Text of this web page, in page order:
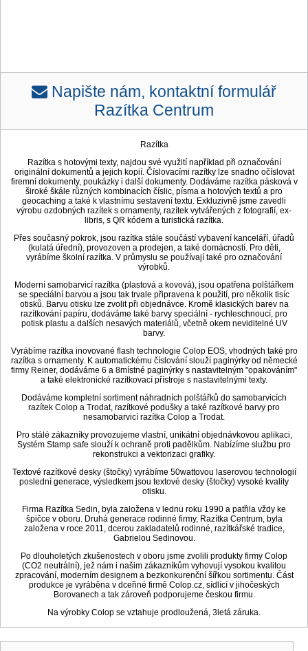
Napište nám, kontaktní formulář
Razítka Centrum
Razítka
Razítka s hotovými texty, najdou své využití například při označování
originální dokumentů a jejich kopií. Číslovacími razítky lze snadno očíslovat
firemní dokumenty, poukázky i další dokumenty. Dodáváme razítka pásková v
široké škále různých kombinacích číslic, písma a hotových textů a pro
geocaching a také k vlastnímu sestavení textu. Exkluzivně jsme zavedli
výrobu ozdobných razítek s ornamenty, razítek vytvářených z fotografií, ex-
libris, s QR kódem a turistická razítka.
Přes současný pokrok, jsou razítka stále součástí vybavení kanceláří, úřadů
(kulatá úřední), provozoven a prodejen, a také domácností. Pro děti,
vyrábíme školní razítka. V průmyslu se používají také pro označování
výrobků.
Moderní samobarvicí razítka (plastová a kovová), jsou opatřena polštářkem
se speciální barvou a jsou tak trvale připravena k použití, pro několik tisíc
otisků. Barvu otisku lze zvolit při objednávce. Kromě klasických barev na
razítkování papíru, dodáváme také barvy speciální - rychleschnoucí, pro
potisk plastu a dalších nesavých materiálů, včetně okem neviditelné UV
barvy.
Vyrábíme razítka inovované flash technologie Colop EOS, vhodných také pro
razítka s ornamenty. K automatickému číslování slouží paginýrky od německé
firmy Reiner, dodáváme 6 a 8místné paginýrky s nastavitelným "opakováním"
a také elektronické razítkovací přístroje s nastavitelnými texty.
Dodáváme kompletní sortiment náhradních polštářků do samobarvicích
razítek Colop a Trodat, razítkové podušky a také razítkové barvy pro
nesamobarvicí razítka Colop a Trodat.
Pro stálé zákazníky provozujeme vlastní, unikátní objednávkovou aplikaci,
Systém Stamp safe slouží k ochraně proti padělkům. Nabízíme službu pro
rekonstrukci a vektorizaci grafiky.
Textové razítkové desky (štočky) vyrábíme 50wattovou laserovou technologií
poslední generace, výsledkem jsou textové desky (štočky) vysoké kvality
otisku.
Firma Razítka Sedin, byla založena v lednu roku 1990 a patřila vždy ke
špičce v oboru. Druhá generace rodinné firmy, Razítka Centrum, byla
založena v roce 2011, dcerou zakladatelů rodinné, razítkářské tradice,
Gabrielou Sedinovou.
Po dlouholetých zkušenostech v oboru jsme zvolili produkty firmy Colop
(CO2 neutrální), jež nám i našim zákazníkům vyhovují vysokou kvalitou
zpracování, moderním designem a bezkonkurenční šířkou sortimentu. Část
produkce je vyráběna v dceřiné firmě Colop.cz, sídlící v jihočeských
Borovanech a tak zároveň podporujeme českou firmu.
Na výrobky Colop se vztahuje prodloužená, 3letá záruka.